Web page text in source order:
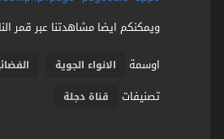
ويمكنكم ايضا مشاهدتنا عبر قمر النايل سات
اوسمة
الانواء الجوية
تصنيفات قناة دجلة